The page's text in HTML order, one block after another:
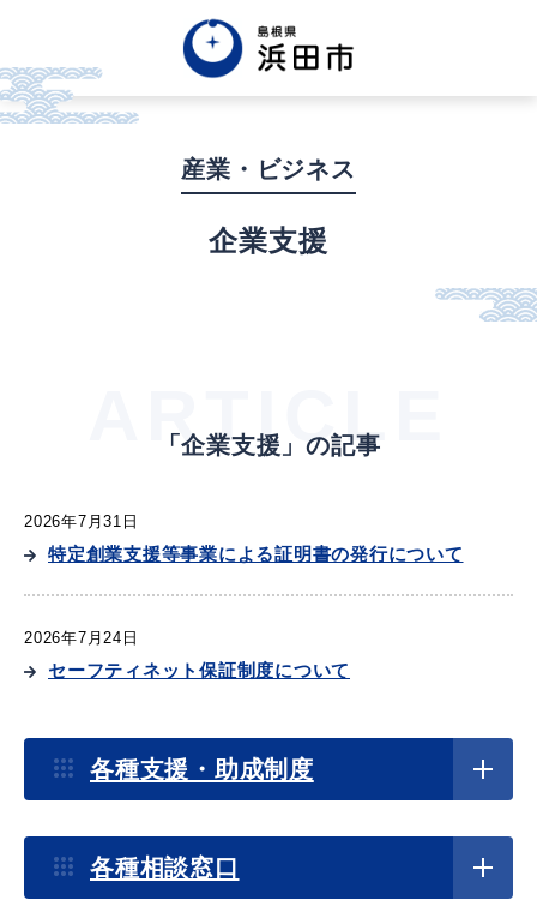
Tiếng việt
健康・福祉・子育て
産業・ビジネス
教育・文化・
移住・定住（はまだぐらし）
観光・飲食
産業・ビジネス
企業支援
ARTICLE
「企業支援」の記事
2026年7月31日
特定創業支援等事業による証明書の発行について
2026年7月24日
セーフティネット保証制度について
2026年7月10日
「自社PRのための効果的な情報発信について学んでみ
2026年7月1日
各種支援・助成制度
各種相談窓口